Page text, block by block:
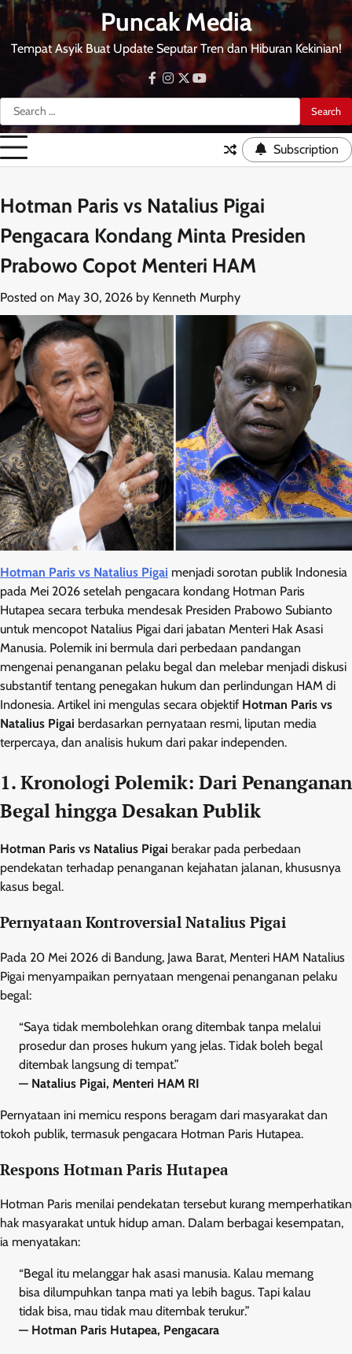
Skip
to
content
Puncak Media
Tempat Asyik Buat Update Seputar Tren dan Hiburan Kekinian!
Search
for:
facebook
instagram
twitteryoutube
Subscription
Hotman Paris vs Natalius Pigai
Pengacara Kondang Minta Presiden
Prabowo Copot Menteri HAM
Posted on May 30, 2026 by Kenneth Murphy
Hotman Paris vs Natalius Pigai menjadi sorotan publik Indonesia
pada Mei 2026 setelah pengacara kondang Hotman Paris
Hutapea secara terbuka mendesak Presiden Prabowo Subianto
untuk mencopot Natalius Pigai dari jabatan Menteri Hak Asasi
Manusia. Polemik ini bermula dari perbedaan pandangan
mengenai penanganan pelaku begal dan melebar menjadi diskusi
substantif tentang penegakan hukum dan perlindungan HAM di
Indonesia. Artikel ini mengulas secara objektif Hotman Paris vs
Natalius Pigai berdasarkan pernyataan resmi, liputan media
terpercaya, dan analisis hukum dari pakar independen.
1. Kronologi Polemik: Dari Penanganan
Begal hingga Desakan Publik
Hotman Paris vs Natalius Pigai berakar pada perbedaan
pendekatan terhadap penanganan kejahatan jalanan, khususnya
kasus begal.
Pernyataan Kontroversial Natalius Pigai
Pada 20 Mei 2026 di Bandung, Jawa Barat, Menteri HAM Natalius
Pigai menyampaikan pernyataan mengenai penanganan pelaku
begal:
“Saya tidak membolehkan orang ditembak tanpa melalui
prosedur dan proses hukum yang jelas. Tidak boleh begal
ditembak langsung di tempat.”
— Natalius Pigai, Menteri HAM RI
Pernyataan ini memicu respons beragam dari masyarakat dan
tokoh publik, termasuk pengacara Hotman Paris Hutapea.
Respons Hotman Paris Hutapea
Hotman Paris menilai pendekatan tersebut kurang memperhatikan
hak masyarakat untuk hidup aman. Dalam berbagai kesempatan,
ia menyatakan:
“Begal itu melanggar hak asasi manusia. Kalau memang
bisa dilumpuhkan tanpa mati ya lebih bagus. Tapi kalau
tidak bisa, mau tidak mau ditembak terukur.”
— Hotman Paris Hutapea, Pengacara